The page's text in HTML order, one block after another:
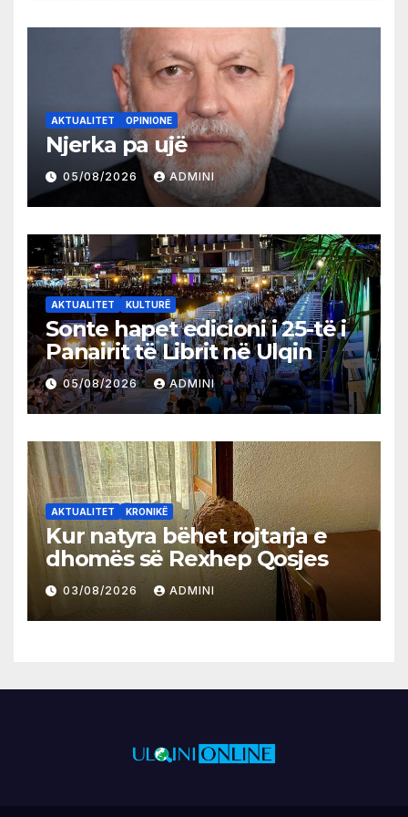
AKTUALITET OPINIONE
Njerka pa ujë
05/08/2026 ADMINI
AKTUALITET KULTURË
Sonte hapet edicioni i 25-të i
Panairit të Librit në Ulqin
05/08/2026 ADMINI
AKTUALITET KRONIKË
Kur natyra bëhet rojtarja e
dhomës së Rexhep Qosjes
03/08/2026 ADMINI